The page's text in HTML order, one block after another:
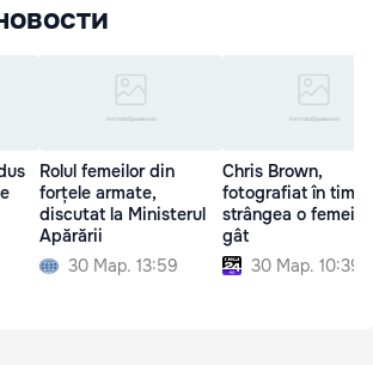
Rolul femeilor din
forțele armate,
discutat la Ministerul
Apărării
30 Мар. 13:59
Chris Brown,
fotografiat în timp
strângea o femeie
gât
30 Мар. 10:39